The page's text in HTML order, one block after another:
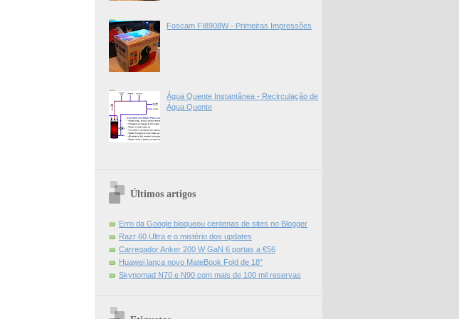
Foscam FI8908W - Primeiras Impressões
Água Quente Instantânea - Recirculação de
Água Quente
Últimos artigos
Erro da Google bloqueou centenas de sites no Blogger
Razr 60 Ultra e o mistério dos updates
Carregador Anker 200 W GaN 6 portas a €56
Huawei lança novo MateBook Fold de 18"
Skynomad N70 e N90 com mais de 100 mil reservas